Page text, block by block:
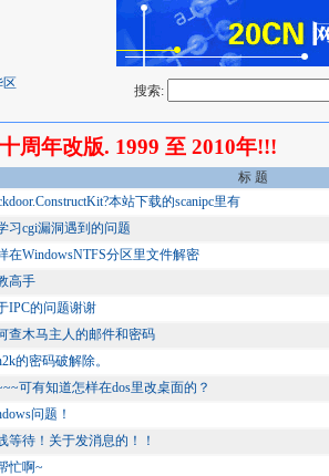
区
搜索:
周年改版. 1999 至 2010年!!!
标 题
本站下载的scanipc里有
习cgi漏洞遇到的问题
在WindowsNTFS分区里文件解密
高手
IPC的问题谢谢
查木马主人的邮件和密码
的密码破解除。
可有知道怎样在dos里改桌面的？
问题！
等待！关于发消息的！！
忙啊~